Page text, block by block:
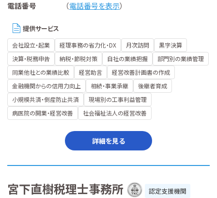
電話番号
（電話番号を表示）
提供サービス
会社設立・起業 経理事務の省力化・DX 月次訪問
黒字決算
決算・税務申告
納税・節税対策 自社の業績把握
部門別の業績管理
同業他社との業績比較
経営助言
経営改善計画書の作成
金融機関からの信用力向上
相続・事業承継
後継者育成
小規模共済・倒産防止共済
現場別の工事利益管理
病医院の開業・経営改善
社会福祉法人の経営改善
詳細を見る
宮下直樹税理士事務所
認定支援機関